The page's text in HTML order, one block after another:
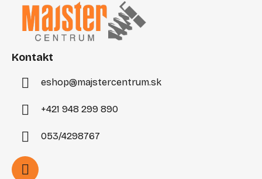
Kontakt
eshop@majstercentrum.sk
+421 948 299 890
053/4298767